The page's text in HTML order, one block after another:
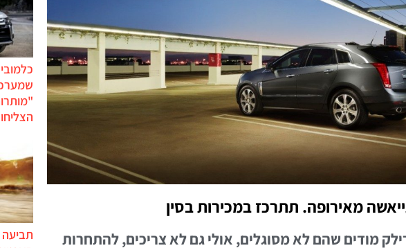
מאירופה. תתרכז במכירות בסין
מודים שהם לא מסוגלים, אולי גם לא צריכים, להתחרות
תביעה